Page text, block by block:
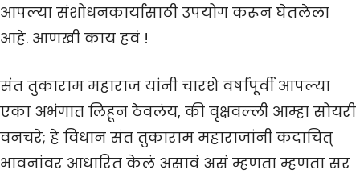
आपल्या संशोधनकार्यासाठी उपयोग करून घेतलेला
आहे. आणखी काय हवं !
संत तुकाराम महाराज यांनी चारशे वर्षांपूर्वी आपल्या
एका अभंगात लिहून ठेवलंय, की वृक्षवल्ली आम्हा सोयरी
वनचरे; हे विधान संत तुकाराम महाराजांनी कदाचित्
भावनांवर आधारित केलं असावं असं म्हणता म्हणता सर